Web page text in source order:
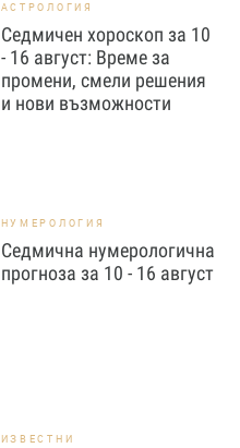
АСТРОЛОГИЯ
Седмичен хороскоп за 10
- 16 август: Време за
промени, смели решения
и нови възможности
НУМЕРОЛОГИЯ
Седмична нумерологична
прогноза за 10 - 16 август
ИЗВЕСТНИ